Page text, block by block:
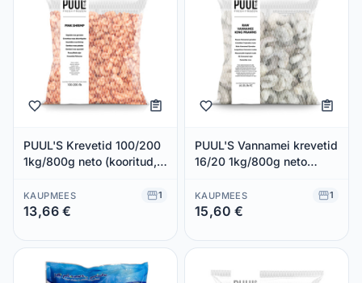
PUUL'S Krevetid 100/200
1kg/800g neto (kooritud,
KAUPMEES 1
13,66 €
PUUL'S Vannamei krevetid
16/20 1kg/800g neto
KAUPMEES 1
15,60 €